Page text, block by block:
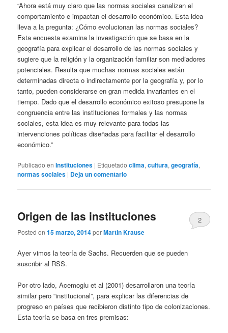
“Ahora está muy claro que las normas sociales canalizan el
comportamiento e impactan el desarrollo económico. Esta idea
lleva a la pregunta: ¿Cómo evolucionan las normas sociales?
Esta encuesta examina la investigación que se basa en la
geografía para explicar el desarrollo de las normas sociales y
sugiere que la religión y la organización familiar son mediadores
potenciales. Resulta que muchas normas sociales están
determinadas directa o indirectamente por la geografía y, por lo
tanto, pueden considerarse en gran medida invariantes en el
tiempo. Dado que el desarrollo económico exitoso presupone la
congruencia entre las instituciones formales y las normas
sociales, esta idea es muy relevante para todas las
intervenciones políticas diseñadas para facilitar el desarrollo
económico.”
Publicado en Instituciones | Etiquetado clima,cultura,geografía,
normas sociales | Deja un comentario
Origen de las instituciones
Posted on15 marzo, 2014porMartin Krause
2
Ayer vimos la teoría de Sachs. Recuerden que se pueden
suscribir al RSS.
Por otro lado, Acemoglu et al (2001) desarrollaron una teoría
similar pero “institucional”, para explicar las diferencias de
progreso en países que recibieron distinto tipo de colonizaciones.
Esta teoría se basa en tres premisas: